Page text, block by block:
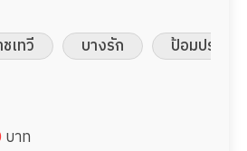
าติ
เทวี บางรัก
ป้อมปราบ
บาท